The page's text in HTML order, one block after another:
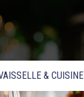
& CUISINE